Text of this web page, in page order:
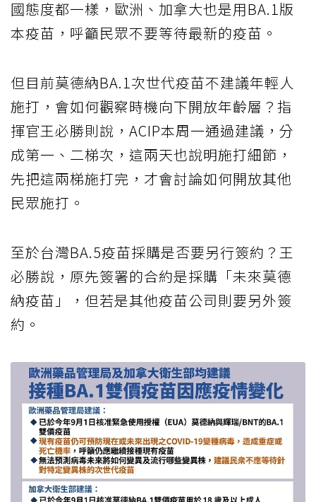
國態度都一樣，歐洲、加拿大也是用BA.1版
本疫苗，呼籲民眾不要等待最新的疫苗。
但目前莫德納BA.1次世代疫苗不建議年輕人
施打，會如何觀察時機向下開放年齡層？指
揮官王必勝則說，ACIP本周一通過建議，分
成第一、二梯次，這兩天也說明施打細節，
先把這兩梯施打完，才會討論如何開放其他
民眾施打。
至於台灣BA.5疫苗採購是否要另行簽約？王
必勝說，原先簽署的合約是採購「未來莫德
納疫苗」，但若是其他疫苗公司則要另外簽
約。